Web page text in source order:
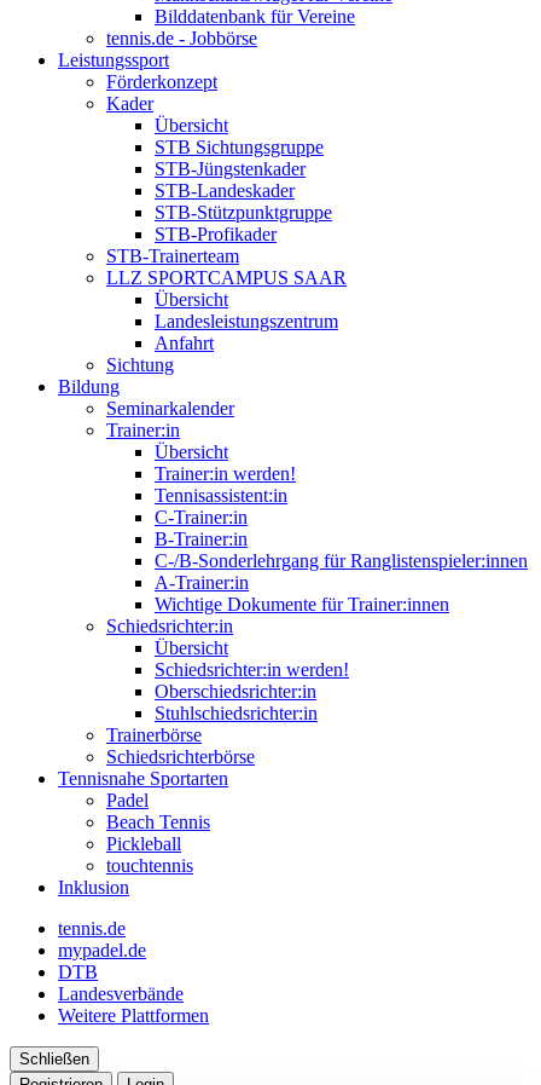
Bilddatenbank für Vereine
tennis.de - Jobbörse
Leistungssport
Förderkonzept
Kader
Übersicht
STB Sichtungsgruppe
STB-Jüngstenkader
STB-Landeskader
STB-Stützpunktgruppe
STB-Profikader
STB-Trainerteam
LLZ SPORTCAMPUS SAAR
Übersicht
Landesleistungszentrum
Anfahrt
Sichtung
Bildung
Seminarkalender
Trainer:in
Übersicht
Trainer:in werden!
Tennisassistent:in
C-Trainer:in
B-Trainer:in
C-/B-Sonderlehrgang für Ranglistenspieler:innen
A-Trainer:in
Wichtige Dokumente für Trainer:innen
Schiedsrichter:in
Übersicht
Schiedsrichter:in werden!
Oberschiedsrichter:in
Stuhlschiedsrichter:in
Trainerbörse
Schiedsrichterbörse
Tennisnahe Sportarten
Padel
Beach Tennis
Pickleball
touchtennis
Inklusion
tennis.de
mypadel.de
DTB
Landesverbände
Weitere Plattformen
Schließen